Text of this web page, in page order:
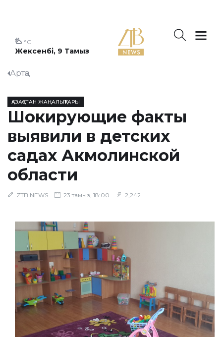
Жексенбі, 9 Тамыз
°C
Артқа
ҚАЗАҚСТАН ЖАҢАЛЫҚТАРЫ
Шокирующие факты
выявили в детских
садах Акмолинской
области
ZTB NEWS 23 тамыз, 18:00 2,242